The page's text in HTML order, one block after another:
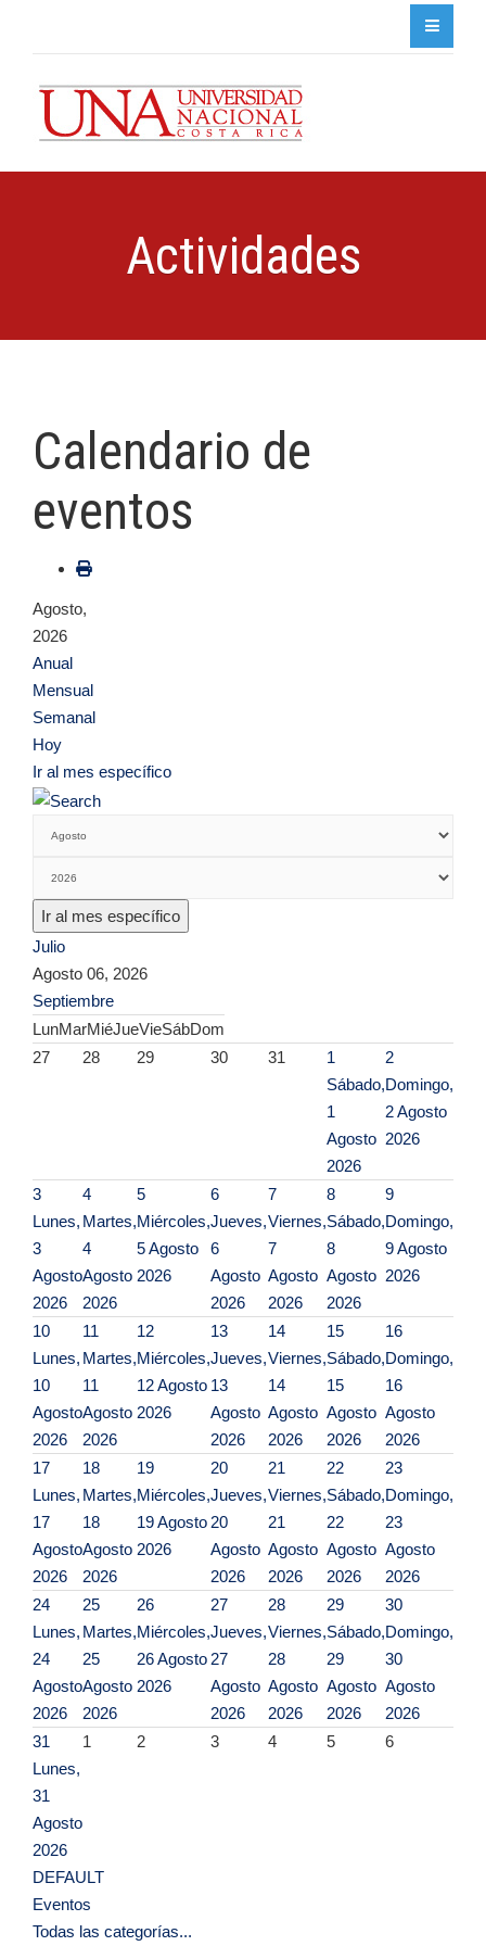
Actividades
Calendario de
eventos
Agosto,
2026
Anual
Mensual
Semanal
Hoy
Ir al mes específico
Ir al mes específico
Julio
Agosto 06, 2026
Septiembre
LunMarMiéJueVieSábDom
27
28 29 30 31
1
Sábado,
1
Agosto
2026
2
Domingo,
2 Agosto
2026
3
Lunes,
3
Agosto
2026
4
Martes,
4
Agosto
2026
5
Miércoles,
5 Agosto
2026
6
Jueves,
6
Agosto
2026
7
Viernes,
7
Agosto
2026
8
Sábado,
8
Agosto
2026
9
Domingo,
9 Agosto
2026
10
Lunes,
10
Agosto
2026
11
Martes,
11
Agosto
2026
12
Miércoles,
12 Agosto
2026
13
Jueves,
13
Agosto
2026
14
Viernes,
14
Agosto
2026
15
Sábado,
15
Agosto
2026
16
Domingo,
16
Agosto
2026
17
Lunes,
17
Agosto
2026
18
Martes,
18
Agosto
2026
19
Miércoles,
19 Agosto
2026
20
Jueves,
20
Agosto
2026
21
Viernes,
21
Agosto
2026
22
Sábado,
22
Agosto
2026
23
Domingo,
23
Agosto
2026
24
Lunes,
24
Agosto
2026
25
Martes,
25
Agosto
2026
26
Miércoles,
26 Agosto
2026
27
Jueves,
27
Agosto
2026
28
Viernes,
28
Agosto
2026
29
Sábado,
29
Agosto
2026
30
Domingo,
30
Agosto
2026
31
Lunes,
31
Agosto
2026
1 2 3 4 5 6
DEFAULT
Eventos
Todas las categorías...